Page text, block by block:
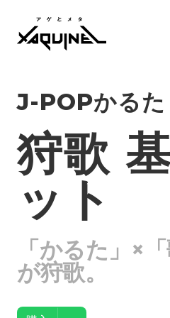
J-POPかるた
狩歌
ット
「かるた」×
が狩歌。